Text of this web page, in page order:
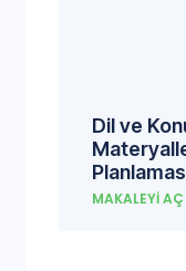
Dil ve
MAKALEYI AÇ